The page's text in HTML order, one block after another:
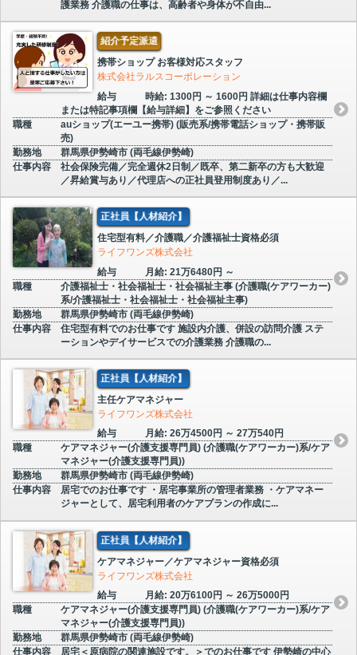
護業務 介護職の仕事は、高齢者や身体が不自由...
紹介予定派遣
携帯ショップ お客様対応スタッフ
株式会社ラルスコーポレーション
給与
時給: 1300円 ～ 1600円 詳細は仕事内容欄
または特記事項欄【給与詳細】をご参照ください
職種
auショップ(エーユー携帯) (販売系/携帯電話ショップ・携帯販
売)
勤務地
群馬県伊勢崎市 (両毛線伊勢崎)
仕事内容
社会保険完備／完全週休2日制／既卒、第二新卒の方も大歓迎
／昇給賞与あり／代理店への正社員登用制度あり／...
正社員【人材紹介】
住宅型有料／介護職／介護福祉士資格必須
ライフワンズ株式会社
給与
月給: 21万6480円 ～
職種
介護福祉士・社会福祉士・社会福祉主事 (介護職(ケアワーカー)
系/介護福祉士・社会福祉士・社会福祉主事)
勤務地
群馬県伊勢崎市 (両毛線伊勢崎)
仕事内容
住宅型有料でのお仕事です 施設内介護、併設の訪問介護 ステ
ーションやデイサービスでの介護業務 介護職の...
正社員【人材紹介】
主任ケアマネジャー
ライフワンズ株式会社
給与
月給: 26万4500円 ～ 27万540円
職種
ケアマネジャー(介護支援専門員) (介護職(ケアワーカー)系/ケア
マネジャー(介護支援専門員))
勤務地
群馬県伊勢崎市 (両毛線伊勢崎)
仕事内容
居宅でのお仕事です ・居宅事業所の管理者業務 ・ケアマネー
ジャーとして、居宅利用者のケアプランの作成に...
正社員【人材紹介】
ケアマネジャー／ケアマネジャー資格必須
ライフワンズ株式会社
給与
月給: 20万6100円 ～ 26万5000円
職種
ケアマネジャー(介護支援専門員) (介護職(ケアワーカー)系/ケア
マネジャー(介護支援専門員))
勤務地
群馬県伊勢崎市 (両毛線伊勢崎)
仕事内容
居宅＜原病院の関連施設です。＞でのお仕事です 伊勢崎の中心